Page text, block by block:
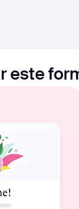
este